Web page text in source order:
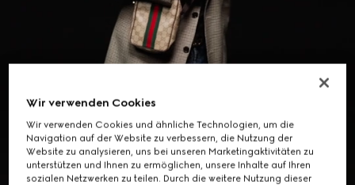
8
Wir verwenden Cookies
Wir verwenden Cookies und ähnliche Technologien, um die
Navigation auf der Website zu verbessern, die Nutzung der
Website zu analysieren, uns bei unseren Marketingaktivitäten zu
unterstützen und Ihnen zu ermöglichen, unsere Inhalte auf Ihren
sozialen Netzwerken zu teilen. Durch die weitere Nutzung dieser